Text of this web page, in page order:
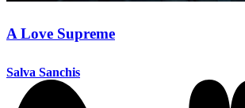
A Love Supreme
Salva Sanchis